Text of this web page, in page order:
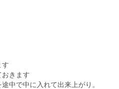
す
きます
中で中に入れて出来上がり。